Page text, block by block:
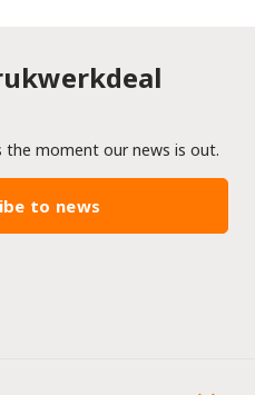
the moment our news is out.
to news